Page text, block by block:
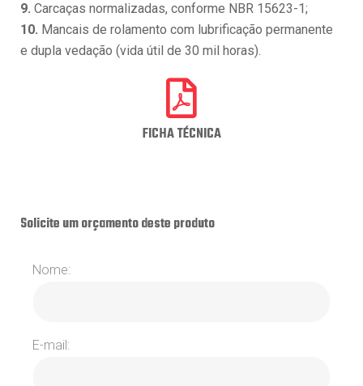
9. Carcaças normalizadas, conforme NBR 15623-1;
10. Mancais de rolamento com lubrificação permanente
e dupla vedação (vida útil de 30 mil horas).
FICHA TÉCNICA
Solicite um orçamento deste produto
Nome:
E-mail: